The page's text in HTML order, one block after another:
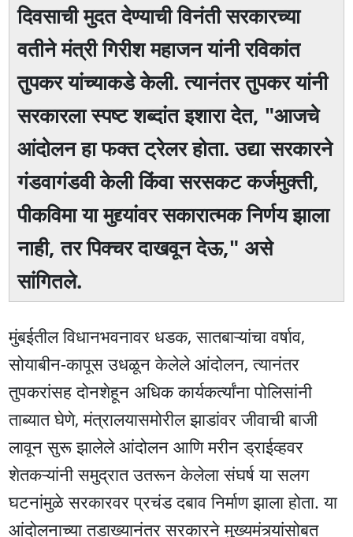
दिवसाची मुदत देण्याची विनंती सरकारच्या
वतीने मंत्री गिरीश महाजन यांनी रविकांत
तुपकर यांच्याकडे केली. त्यानंतर तुपकर यांनी
सरकारला स्पष्ट शब्दांत इशारा देत, "आजचे
आंदोलन हा फक्त ट्रेलर होता. उद्या सरकारने
गंडवागंडवी केली किंवा सरसकट कर्जमुक्ती,
पीकविमा या मुद्द्यांवर सकारात्मक निर्णय झाला
नाही, तर पिक्चर दाखवून देऊ," असे
सांगितले.
मुंबईतील विधानभवनावर धडक, सातबाऱ्यांचा वर्षाव,
सोयाबीन-कापूस उधळून केलेले आंदोलन, त्यानंतर
तुपकरांसह दोनशेहून अधिक कार्यकर्त्यांना पोलिसांनी
ताब्यात घेणे, मंत्रालयासमोरील झाडांवर जीवाची बाजी
लावून सुरू झालेले आंदोलन आणि मरीन ड्राईव्हवर
शेतकऱ्यांनी समुद्रात उतरून केलेला संघर्ष या सलग
घटनांमुळे सरकारवर प्रचंड दबाव निर्माण झाला होता. या
आंदोलनाच्या तडाख्यानंतर सरकारने मुख्यमंत्र्यांसोबत